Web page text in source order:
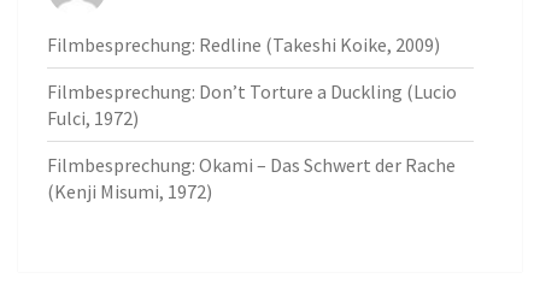
Filmbesprechung: Redline (Takeshi Koike, 2009)
Filmbesprechung: Don’t Torture a Duckling (Lucio
Fulci, 1972)
Filmbesprechung: Okami – Das Schwert der Rache
(Kenji Misumi, 1972)